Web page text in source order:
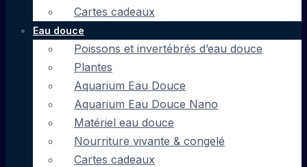
Cartes cadeaux
Eau douce
Poissons et invertébrés d’eau douce
Plantes
Aquarium Eau Douce
Aquarium Eau Douce Nano
Matériel eau douce
Nourriture vivante & congelé
Cartes cadeaux